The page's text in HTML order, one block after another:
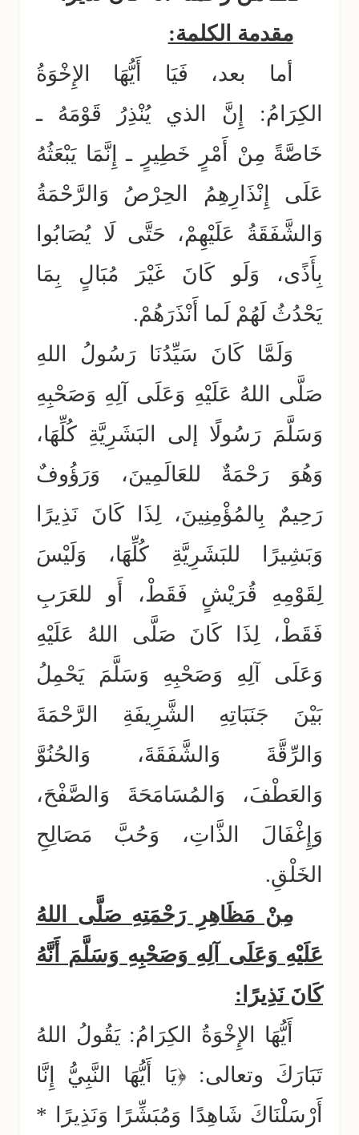
مقدمة الكلمة:
أما بعد، فَيَا أَيُّهَا الإِخْوَةُ
الكِرَامُ: إِنَّ الذي يُنْذِرُ قَوْمَهُ ـ
خَاصَّةً مِنْ أَمْرٍ خَطِيرٍ ـ إِنَّمَا يَبْعَثُهُ
عَلَى إِنْذَارِهِمُ الحِرْصُ وَالرَّحْمَةُ
وَالشَّفَقَةُ عَلَيْهِمْ، حَتَّى لَا يُصَابُوا
بِأَذًى، وَلَو كَانَ غَيْرَ مُبَالٍ بِمَا
يَحْدُثُ لَهُمْ لَما أَنْذَرَهُمْ.
وَلَمَّا كَانَ سَيِّدُنَا رَسُولُ اللهِ
صَلَّى اللهُ عَلَيْهِ وَعَلَى آلِهِ وَصَحْبِهِ
وَسَلَّمَ رَسُولًا إلى البَشَرِيَّةِ كُلِّهَا،
وَهُوَ رَحْمَةٌ للعَالَمِينَ، وَرَؤُوفٌ
رَحِيمٌ بِالمُؤْمِنِينَ، لِذَا كَانَ نَذِيرًا
وَبَشِيرًا للبَشَرِيَّةِ كُلِّهَا، وَلَيْسَ
لِقَوْمِهِ قُرَيْشٍ فَقَطْ، أَو للعَرَبِ
فَقَطْ، لِذَا كَانَ صَلَّى اللهُ عَلَيْهِ
وَعَلَى آلِهِ وَصَحْبِهِ وَسَلَّمَ يَحْمِلُ
بَيْنَ جَنَبَاتِهِ الشَّرِيفَةِ الرَّحْمَةَ
وَالرِّقَّةَ وَالشَّفَقَةَ، وَالحُنُوَّ
وَالعَطْفَ، وَالمُسَامَحَةَ وَالصَّفْحَ،
وَإِغْفَالَ الذَّاتِ، وَحُبَّ مَصَالِحِ
الخَلْقِ.
مِنْ مَظَاهِرِ رَحْمَتِهِ صَلَّى اللهُ
عَلَيْهِ وَعَلَى آلِهِ وَصَحْبِهِ وَسَلَّمَ أَنَّهُ
كَانَ نَذِيرًا:
أَيُّهَا الإِخْوَةُ الكِرَامُ: يَقُولُ اللهُ
تَبَارَكَ وتعالى: ﴿يَا أَيُّهَا النَّبِيُّ إِنَّا
أَرْسَلْنَاكَ شَاهِدًا وَمُبَشِّرًا وَنَذِيرًا *